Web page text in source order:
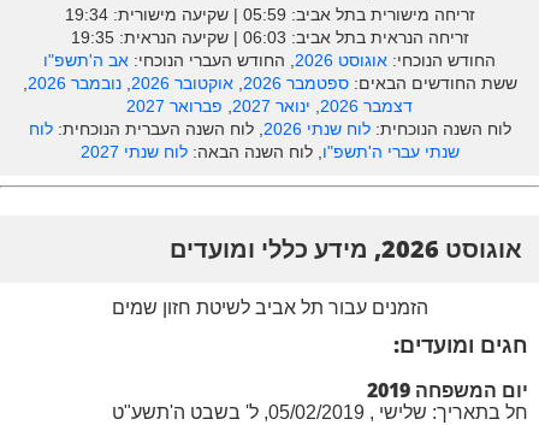
זריחה מישורית בתל אביב: ‎05:59 | שקיעה מישורית: 19:34
זריחה הנראית בתל אביב: ‎06:03 | שקיעה הנראית: 19:35
החודש הנוכחי: אוגוסט 2026 , החודש העברי הנוכחי: אב ה'תשפ"ו
ששת החודשים הבאים:ספטמבר 2026 ,אוקטובר 2026 ,נובמבר 2026
,
דצמבר 2026
, ינואר 2027 , פברואר 2027
לוח השנה הנוכחית:לוח שנתי 2026 , לוח השנה העברית הנוכחית:לוח
שנתי עברי ה'תשפ"ו, לוח השנה הבאה:לוח שנתי 2027
אוגוסט 2026, מידע כללי ומועדים
הזמנים עבור תל אביב לשיטת חזון שמים
חגים ומועדים:
יום המשפחה 2019
חל בתאריך: שלישי , 05/02/2019, ל' בשבט ה'תשע"ט